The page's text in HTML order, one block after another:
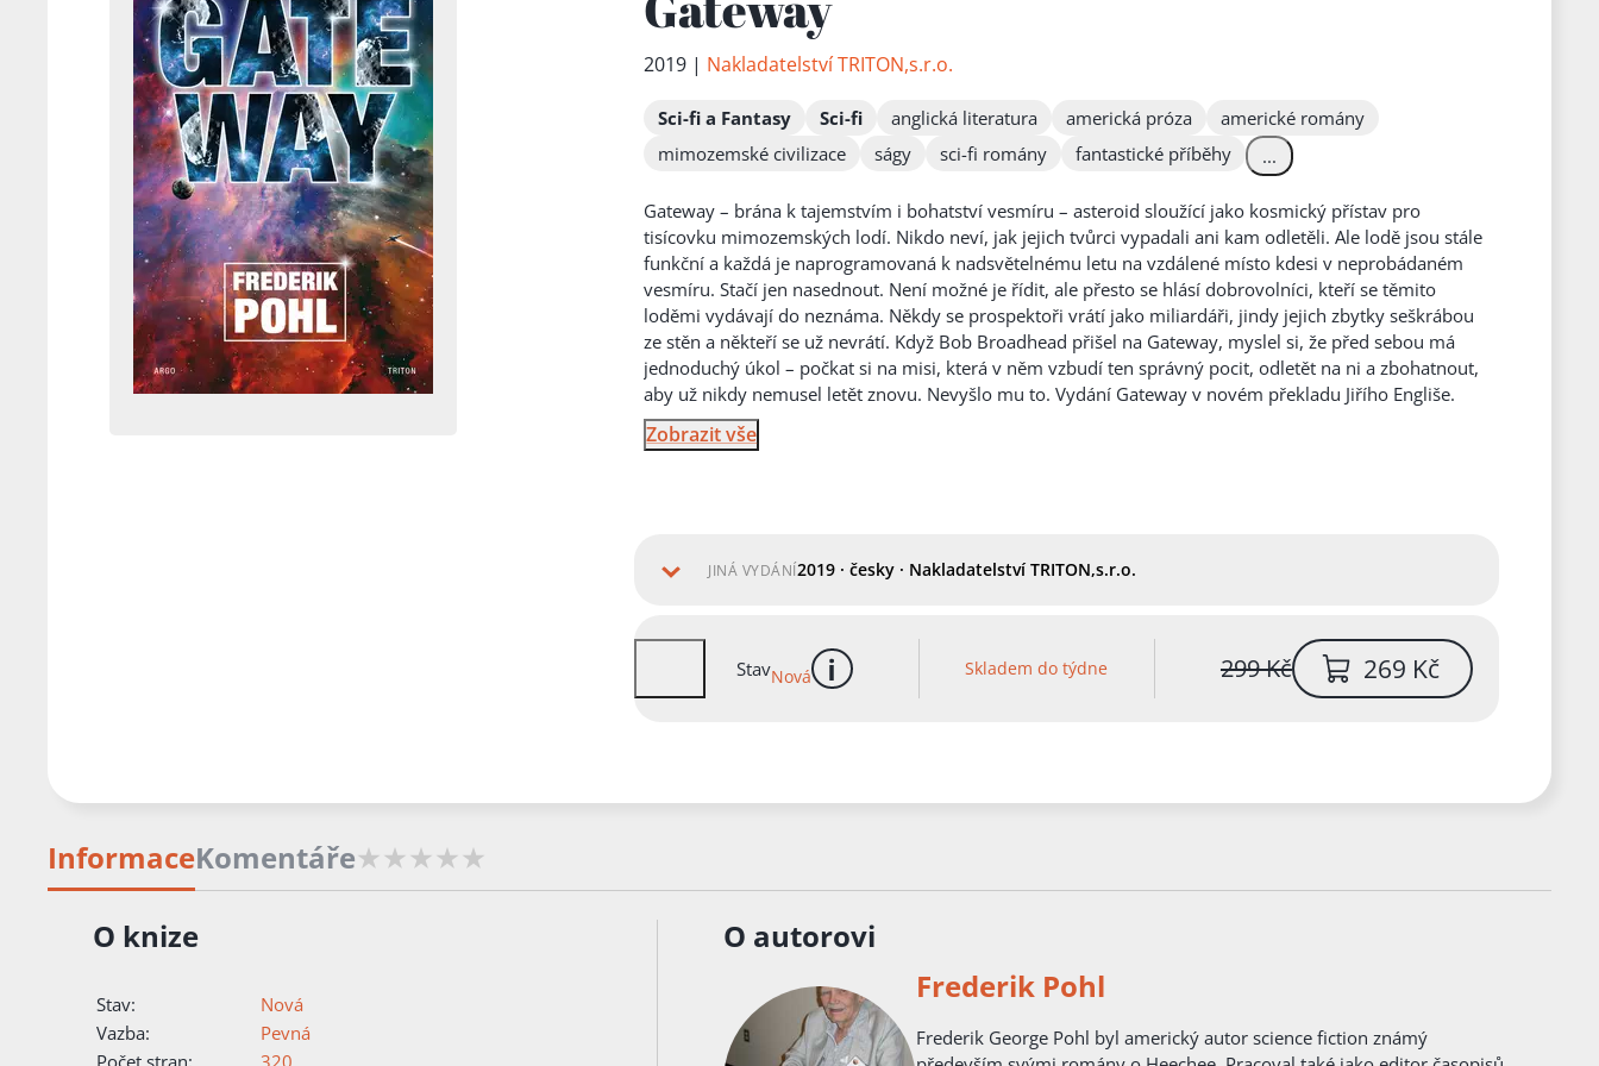
2019 | Nakladatelství TRITON,s.r.o.
Sci-fi a Fantasy Sci-fi anglická literatura americká próza
americké romány
mimozemské civilizace
ságy sci-fi romány fantastické příběhy ...
Gateway – brána k tajemstvím i bohatství vesmíru – asteroid sloužící jako kosmický přístav pro
tisícovku mimozemských lodí. Nikdo neví, jak jejich tvůrci vypadali ani kam odletěli. Ale lodě jsou stále
funkční a každá je naprogramovaná k nadsvětelnému letu na vzdálené místo kdesi v neprobádaném
vesmíru. Stačí jen nasednout. Není možné je řídit, ale přesto se hlásí dobrovolníci, kteří se těmito
loděmi vydávají do neznáma. Někdy se prospektoři vrátí jako miliardáři, jindy jejich zbytky seškrábou
ze stěn a někteří se už nevrátí. Když Bob Broadhead přišel na Gateway, myslel si, že před sebou má
jednoduchý úkol – počkat si na misi, která v něm vzbudí ten správný pocit, odletět na ni a zbohatnout,
aby už nikdy nemusel letět znovu. Nevyšlo mu to. Vydání Gateway v novém překladu Jiřího Engliše.
Zobrazit vše
JINÁ VYDÁNÍ2019 · česky · Nakladatelství TRITON,s.r.o.
StavNová více informací
Skladem do týdne 299 Kč 269 Kč
InformaceKomentáře
O knize
Stav:
Nová
Vazba:
Pevná
O autorovi
Frederik Pohl
Frederik George Pohl byl americký autor science fiction známý